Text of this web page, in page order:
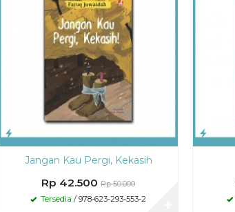
Jangan Kau Pergi, Kekasih
Rp 42.500 Rp 50.000
Tersedia / 978-623-293-553-2